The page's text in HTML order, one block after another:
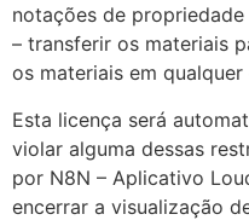
notações de
– transferir os materiais
os materiais em
Esta licença será
violar alguma dessas
por N8N – Aplicativo
encerrar a visualização